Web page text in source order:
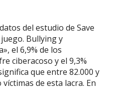
del estudio de Save
Bullying y
el 6,9% de los
ciberacoso y el 9,3%
que entre 82.000 y
de esta lacra. En